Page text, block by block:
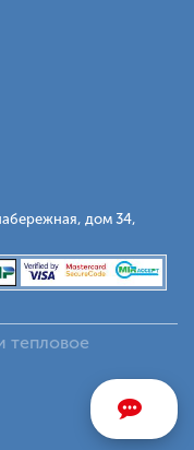
дом 34,
тепловое